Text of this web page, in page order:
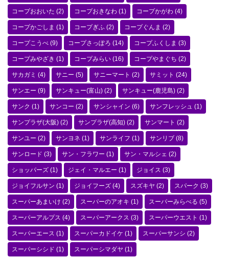
コープおおいた (2) コープおきなわ (1) コープかがわ (4)
コープかごしま (1) コープぎふ (2) コープぐんま (2)
コープこうべ (9) コープさっぽろ (14) コープふくしま (3)
コープみやざき (1) コープみらい (16) コープやまぐち (2)
サカガミ (4) サニー (5) サニーマート (2) サミット (24)
サンエー (9) サンキュー(富山) (2) サンキュー(鹿児島) (2)
サンク (1) サンコー (2) サンシャイン (6) サンフレッシュ (1)
サンプラザ(大阪) (2) サンプラザ(高知) (2) サンマート (2)
サンユー (2) サンヨネ (1) サンライフ (1) サンリブ (8)
サンロード (3) サン・フラワー (1) サン・マルシェ (2)
ショッパーズ (1) ジェイ・マルエー (1) ジョイス (3)
ジョイフルサン (1) ジョイフーズ (4) スズキヤ (2) スパーク (3)
スーパーあまいけ (2) スーパーのアオキ (1) スーパーみらべる (5)
スーパーアルプス (4) スーパーアークス (3) スーパーウエスト (1)
スーパーエース (1) スーパーカドイケ (1) スーパーサンシ (2)
スーパーシシド (1) スーパーシマダヤ (1)